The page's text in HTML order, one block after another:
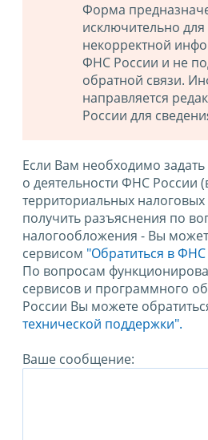
Форма
исключительно
некорректной
ФНС России и не
обратной связи.
направляется
России для
Если Вам необходимо
о деятельности ФНС России
территориальных
получить разъяснения по
налогообложения - Вы
сервисом "Обратиться в
По вопросам
сервисов и программного
России Вы можете
технической поддержки".
Ваше сообщение: